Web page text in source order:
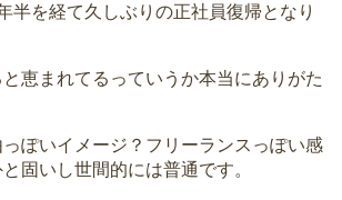
半を経て久しぶりの正社員復帰となり
恵まれてるっていうか本当にありがた
ぽいイメージ？フリーランスっぽい感
固いし世間的には普通です。